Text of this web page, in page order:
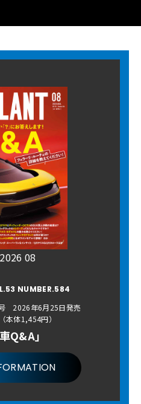
08
NUMBER.584
2026年6月25日発売
本体1,454円）
Q&A」